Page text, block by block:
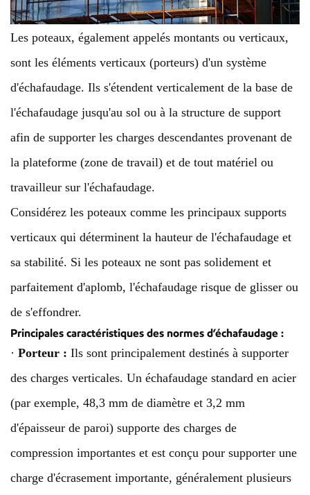
Les poteaux, également appelés montants ou verticaux,
sont les éléments verticaux (porteurs) d'un système
d'échafaudage. Ils s'étendent verticalement de la base de
l'échafaudage jusqu'au sol ou à la structure de support
afin de supporter les charges descendantes provenant de
la plateforme (zone de travail) et de tout matériel ou
travailleur sur l'échafaudage.
Considérez les poteaux comme les principaux supports
verticaux qui déterminent la hauteur de l'échafaudage et
sa stabilité. Si les poteaux ne sont pas solidement et
parfaitement d'aplomb, l'échafaudage risque de glisser ou
de s'effondrer.
Principales caractéristiques des normes d’échafaudage :
· Porteur : Ils sont principalement destinés à supporter
des charges verticales. Un échafaudage standard en acier
(par exemple, 48,3 mm de diamètre et 3,2 mm
d'épaisseur de paroi) supporte des charges de
compression importantes et est conçu pour supporter une
charge d'écrasement importante, généralement plusieurs